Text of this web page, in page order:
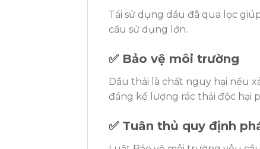
Tái sử dụng dầu đã qua lọc
cầu sử dụng lớn.
✅ Bảo vệ môi trường
Dầu thải là chất nguy hại nếu
đáng kể lượng rác thải độc hại
✅ Tuân thủ quy định